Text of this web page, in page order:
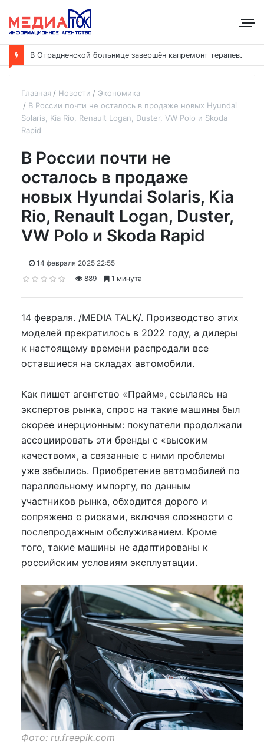
В
Отрадненской больнице завершён капремонт терапевтического корпуса
Главная Новости
Экономика
В России почти не осталось в продаже новых Hyundai
Solaris, Kia Rio, Renault Logan, Duster, VW Polo и Skoda
Rapid
В России почти не
осталось в продаже
новых Hyundai Solaris, Kia
Rio, Renault Logan, Duster,
VW Polo и Skoda Rapid
14 февраля 2025 22:55
889
1 минута
14 февраля. /MEDIA TALK/. Производство этих
моделей прекратилось в 2022 году, а дилеры
к настоящему времени распродали все
оставшиеся на складах автомобили.
Как пишет агентство «Прайм», ссылаясь на
экспертов рынка, спрос на такие машины был
скорее инерционным: покупатели продолжали
ассоциировать эти бренды с «высоким
качеством», а связанные с ними проблемы
уже забылись. Приобретение автомобилей по
параллельному импорту, по данным
участников рынка, обходится дорого и
сопряжено с рисками, включая сложности с
послепродажным обслуживанием. Кроме
того, такие машины не адаптированы к
российским условиям эксплуатации.
Фото: ru.freepik.com